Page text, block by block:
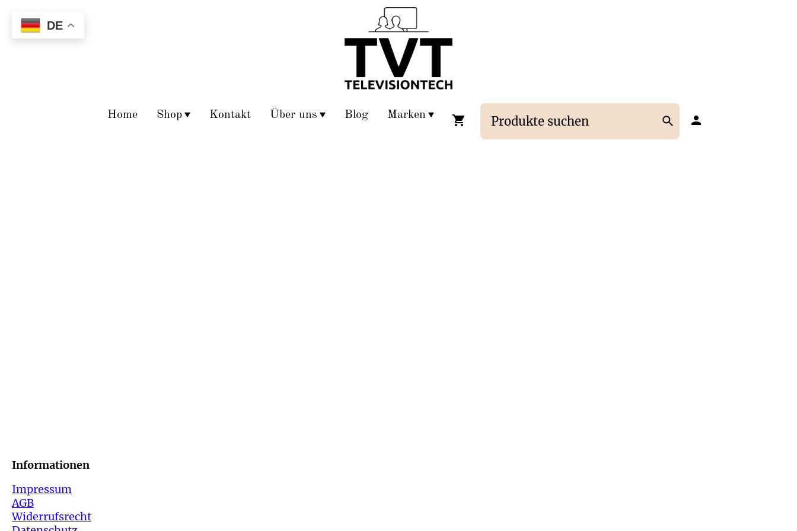
Home Shop Kontakt Über uns Blog Marken
Informationen
Impressum
AGB
Widerrufsrecht
DE